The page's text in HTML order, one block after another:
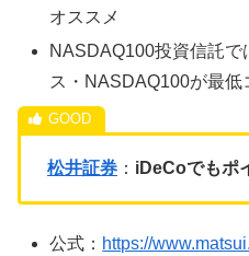
オススメ
NASDAQ100投資信託で
ス・NASDAQ100が最低
松井証券 ： iDeCoでもポ
公式： https://